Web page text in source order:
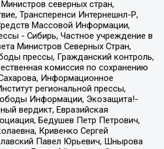
северных стран,
Трансперенси Интернешнл-Р,
Массовой Информации,
- Сибирь, Частное учреждение в
Министров Северных Стран,
прессы, Гражданский контроль,
комиссия по сохранению
Информационное
региональной прессы,
Информации, Экозащита!-
вердикт, Евразийская
Бедушев Петр Петрович,
Кривенко Сергей
Павел Юрьевич, Шнырова